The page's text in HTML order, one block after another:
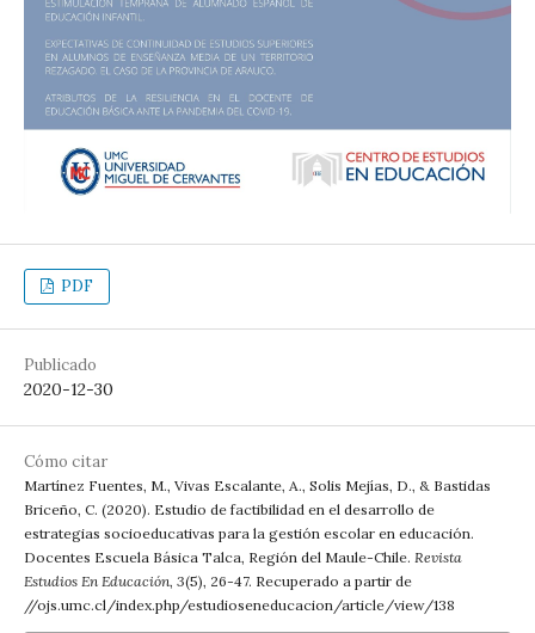
PDF
Publicado
2020-12-30
Cómo citar
Martínez Fuentes, M., Vivas Escalante, A., Solis Mejías, D., & Bastidas
Briceño, C. (2020). Estudio de factibilidad en el desarrollo de
estrategias socioeducativas para la gestión escolar en educación.
Docentes Escuela Básica Talca, Región del Maule-Chile. Revista
Estudios En Educación, 3(5), 26-47. Recuperado a partir de
//ojs.umc.cl/index.php/estudioseneducacion/article/view/138